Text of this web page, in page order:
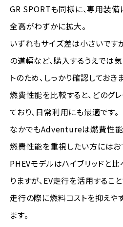
GR SPORTも同様に、専用装備
全高がわずかに拡大。
いずれもサイズ差は小さいです
の道幅など、購入するうえでは
トのため、しっかり確認しておきま
燃費性能を比較すると、どのグ
ており、日常利用にも最適です。
なかでもAdventureは燃費性能
燃費性能を重視したい方にはお
PHEVモデルはハイブリッドと
りますが、EV走行を活用する
走行の際に燃料コストを抑えや
ます。